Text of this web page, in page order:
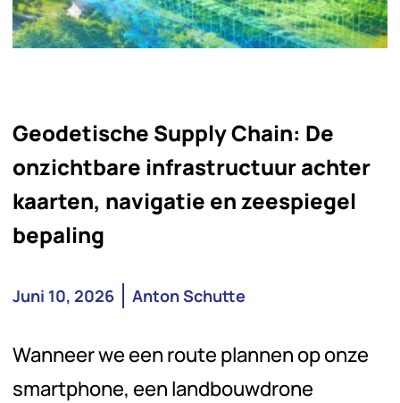
Geodetische Supply Chain: De
onzichtbare infrastructuur achter
kaarten, navigatie en zeespiegel
bepaling
Juni 10, 2026 Anton Schutte
Wanneer we een route plannen op onze
smartphone, een landbouwdrone